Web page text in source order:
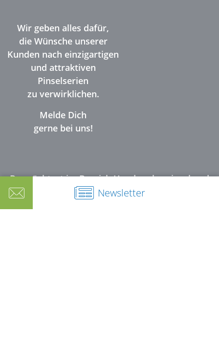
Newsletter
Wir geben alles dafür,
die Wünsche unserer
Kunden nach einzigartigen
und attraktiven
Pinselserien
zu verwirklichen.
Melde Dich
gerne bei uns!
Du möchtest im Bereich Handwerkerpinsel und
Malerwerkzeuge auf dem Laufenden bleiben?
Dann melde Dich zu unserem halbjährlichen